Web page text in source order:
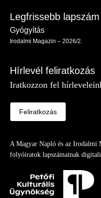
Legfrissebb lapszám
Gyógyítás
Irodalmi Magazin – 2026/2.
Hírlevél feliratkozás
Iratkozzon fel
Feliratkozás
A Magyar Napló és az Irodalmi
folyóiratok lapszámainak